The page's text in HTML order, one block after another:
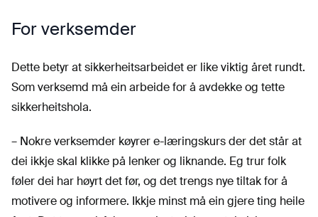
For verksemder
Dette betyr at sikkerheitsarbeidet er like viktig året rundt.
Som verksemd må ein arbeide for å avdekke og tette
sikkerheitshola.
– Nokre verksemder køyrer e-læringskurs der det står at
dei ikkje skal klikke på lenker og liknande. Eg trur folk
føler dei har høyrt det før, og det trengs nye tiltak for å
motivere og informere. Ikkje minst må ein gjere ting heile